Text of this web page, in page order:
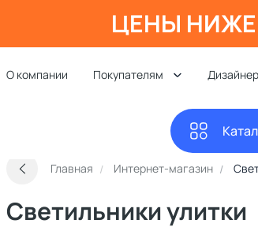
ЦЕНЫ
О компании Покупателям
Главная Интернет-магазин
Светильники улитки